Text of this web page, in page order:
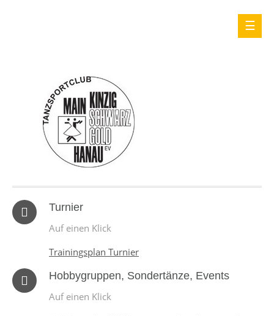
Turnier
Auf einen Klick
Trainingsplan Turnier
Hobbygruppen, Sondertänze, Events
Auf einen Klick